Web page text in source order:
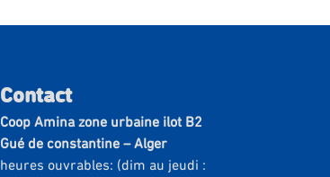
C1
Contact
Coop Amina zone urbaine ilot B2
Gué de constantine – Alger
heures ouvrables: (dim au jeudi :